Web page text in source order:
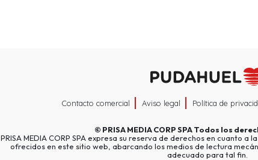
Contacto comercial Aviso legal Política de
© PRISA MEDIA CORP SPATodos los
PRISA MEDIA CORP SPA expresa su reserva de derechos en cuanto
ofrecidos en este sitio web, abarcando los medios de lectura
adecuado para tal fin.